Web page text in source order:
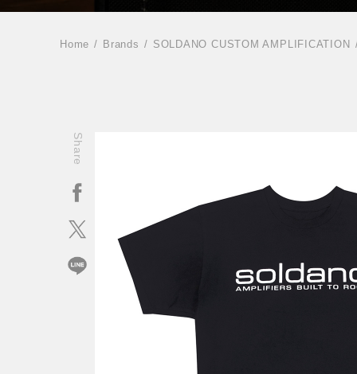
Home Brands SOLDANO CUSTOM AMPLIFICATION
Share